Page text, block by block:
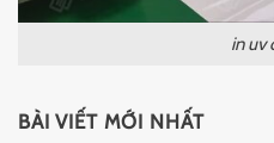
in uv
BÀI VIẾT MỚI NHẤT